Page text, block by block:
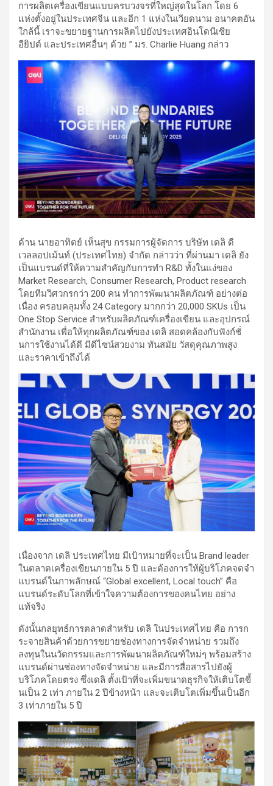
การผลิตเครื่องเขียนแบบครบวงจรที่ใหญ่สุดในโลก โดย 6
แห่งตั้งอยู่ในประเทศจีน และอีก 1 แห่งในเวียดนาม อนาคตอัน
ใกล้นี้ เราจะขยายฐานการผลิตไปยังประเทศอินโดนีเซีย
อียิปต์ และประเทศอื่นๆ ด้วย ” มร. Charlie Huang กล่าว
ด้าน นายอาทิตย์ เห็นสุข กรรมการผู้จัดการ บริษัท เดลิ ดี
เวลลอปเม้นท์ (ประเทศไทย) จำกัด กล่าวว่า ที่ผ่านมา เดลิ ยัง
เป็นแบรนด์ที่ให้ความสำคัญกับการทำ R&D ทั้งในแง่ของ
Market Research, Consumer Research, Product research
โดยทีมวิศวกรกว่า 200 คน ทำการพัฒนาผลิตภัณฑ์ อย่างต่อ
เนื่อง ครอบคลุมทั้ง 24 Category มากกว่า 20,000 SKUs เป็น
One Stop Service สำหรับผลิตภัณฑ์เครื่องเขียน และอุปกรณ์
สำนักงาน เพื่อให้ทุกผลิตภัณฑ์ของ เดลิ สอดคล้องกับฟังก์ชั่
นการใช้งานได้ดี มีดีไซน์สวยงาม ทันสมัย วัสดุคุณภาพสูง
และราคาเข้าถึงได้
เนื่องจาก เดลิ ประเทศไทย มีเป้าหมายที่จะเป็น Brand leader
ในตลาดเครื่องเขียนภายใน 5 ปี และต้องการให้ผู้บริโภคจดจำ
แบรนด์ในภาพลักษณ์ “Global excellent, Local touch” คือ
แบรนด์ระดับโลกที่เข้าใจความต้องการของคนไทย อย่าง
แท้จริง
ดังนั้นกลยุทธ์การตลาดสำหรับ เดลิ ในประเทศไทย คือ การก
ระจายสินค้าด้วยการขยายช่องทางการจัดจำหน่าย รวมถึง
ลงทุนในนวัตกรรมและการพัฒนาผลิตภัณฑ์ใหม่ๆ พร้อมสร้าง
แบรนด์ผ่านช่องทางจัดจำหน่าย และมีการสื่อสารไปยังผู้
บริโภคโดยตรง ซึ่งเดลิ ตั้งเป้าที่จะเพิ่มขนาดธุรกิจให้เติบโตขี้
นเป็น 2 เท่า ภายใน 2 ปีข้างหน้า และจะเติบโตเพิ่มขึ้นเป็นอีก
3 เท่าภายใน 5 ปี